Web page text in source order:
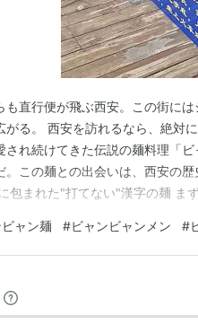
も直行便が飛ぶ西安。この街に
がる。 西安を訪れるなら、絶対
され続けてきた伝説の麺料理「
。この麺との出会いは、西安の
包まれた"打てない"漢字の麺 ま
は現時点でUnicodeにも対応して
て知られている。そのため中…
ャン麺 #ビャンビャンメン #